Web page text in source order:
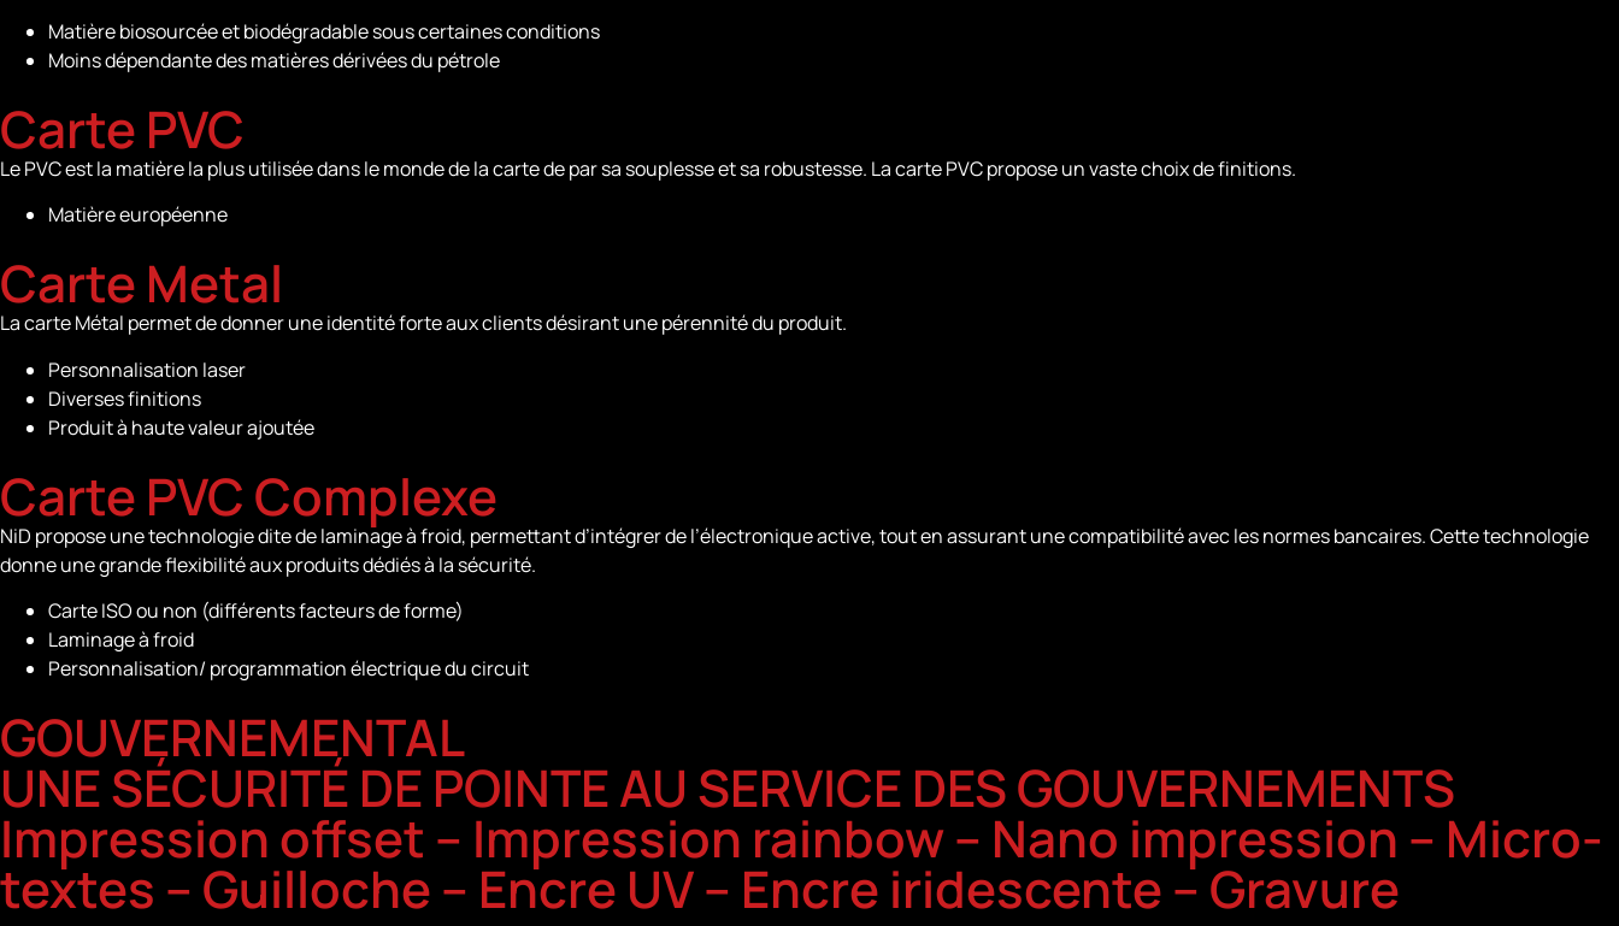
Matière biosourcée et biodégradable sous certaines conditions
Moins dépendante des matières dérivées du pétrole
Carte PVC
Le PVC est la matière la plus utilisée dans le monde de la carte de par sa souplesse et sa robustesse. La carte PVC propose un vaste choix de finitions.
Matière européenne
Carte Metal
La carte Métal permet de donner une identité forte aux clients désirant une pérennité du produit.
Personnalisation laser
Diverses finitions
Produit à haute valeur ajoutée
Carte PVC Complexe
NiD propose une technologie dite de laminage à froid, permettant d’intégrer de l’électronique active, tout en assurant une compatibilité avec les normes bancaires. Cette technologie
donne une grande flexibilité aux produits dédiés à la sécurité.
Carte ISO ou non (différents facteurs de forme)
Laminage à froid
Personnalisation/ programmation électrique du circuit
GOUVERNEMENTAL
UNE SÉCURITÉ DE POINTE AU SERVICE DES GOUVERNEMENTS
Impression offset – Impression rainbow – Nano impression – Micro-
textes – Guilloche – Encre UV – Encre iridescente – Gravure